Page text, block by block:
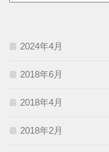
2024年4月
2018年6月
2018年4月
2018年2月